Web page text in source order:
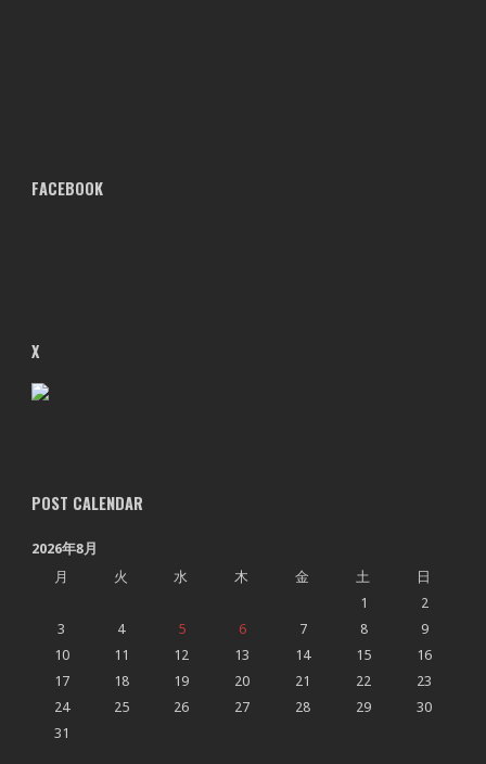
FACEBOOK
X
POST CALENDAR
2026年8月
月
火 水 木 金 土
日
1
2
3
4 5 6 7 8
9
10
11 12 13 14 15
16
17
18 19 20 21 22
23
24
25 26 27 28 29
30
31